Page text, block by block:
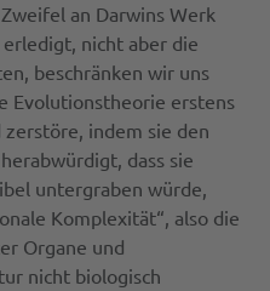
an Darwins Werk
nicht aber die
beschränken wir uns
Evolutionstheorie erstens
indem sie den
dass sie
untergraben würde,
Komplexität“, also die
Organe und
nicht biologisch